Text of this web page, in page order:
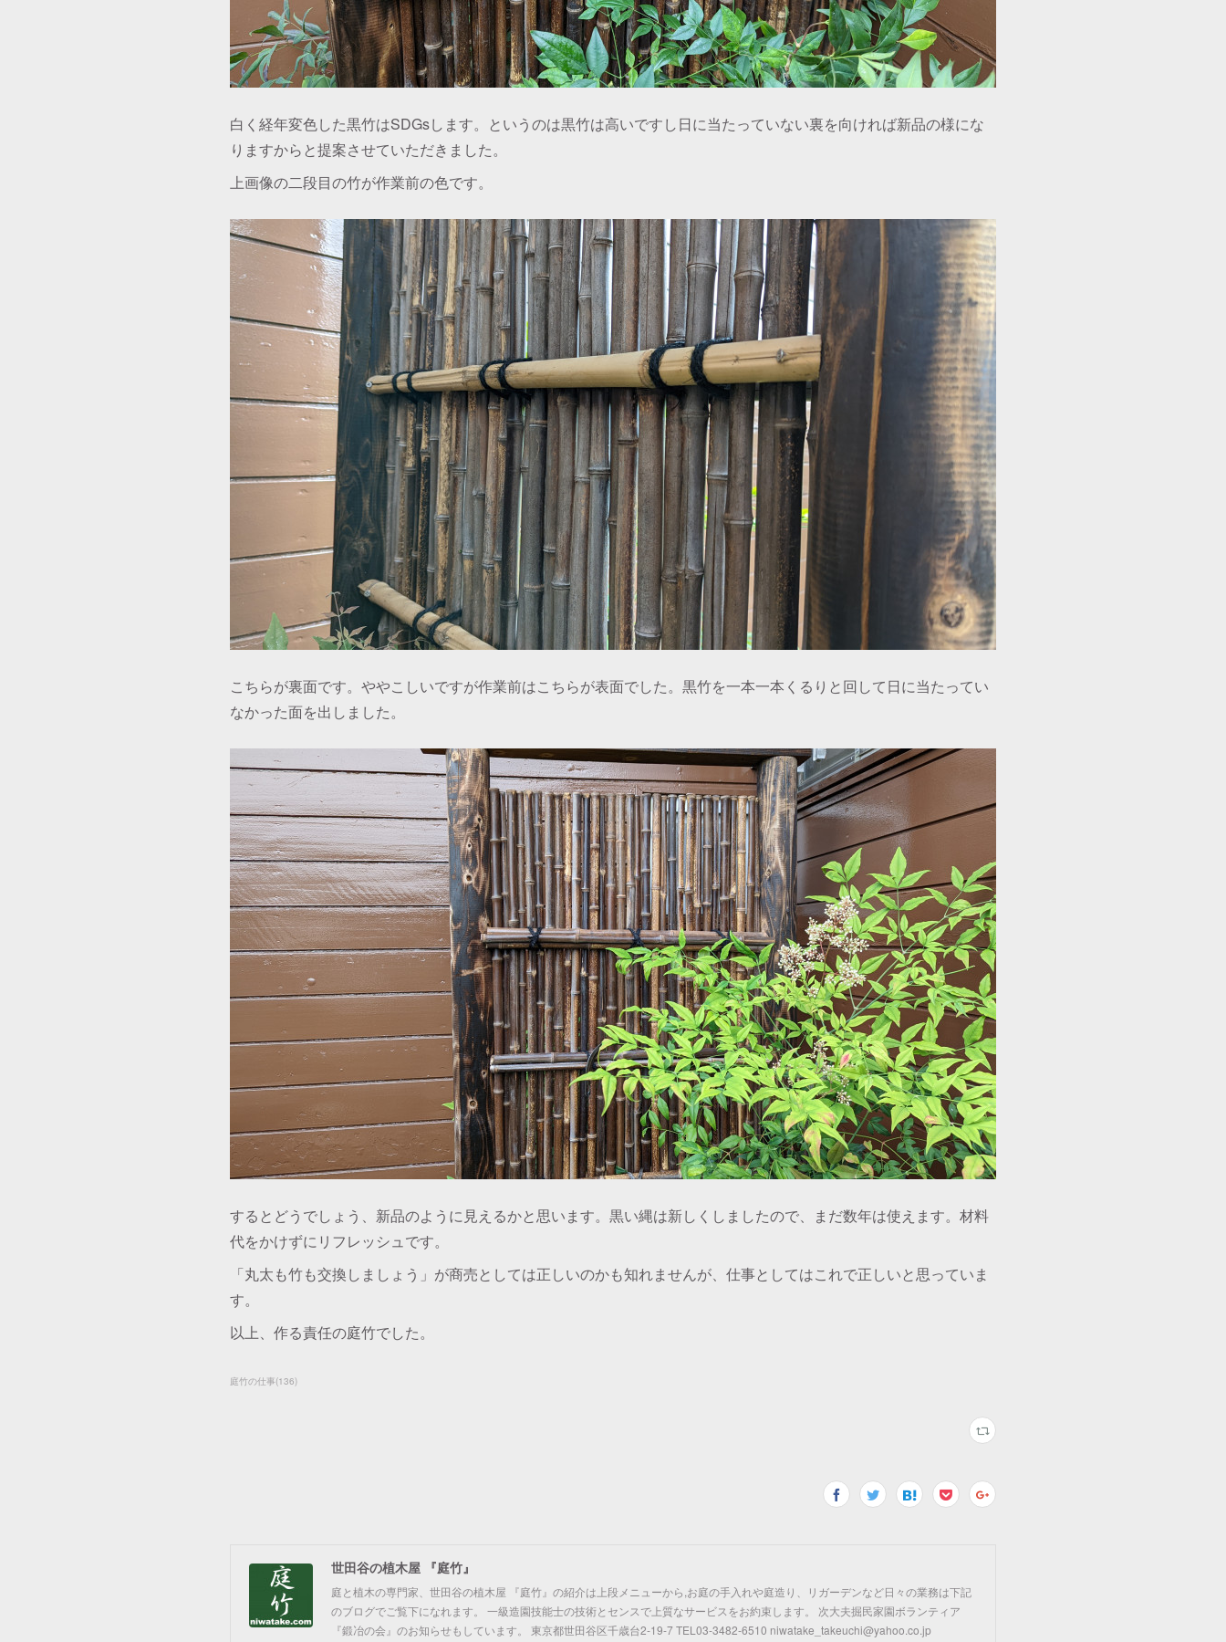
白く経年変色した黒竹はSDGsします。というのは黒竹は高いですし日に当たっていない裏を向ければ新品の様にな
りますからと提案させていただきました。
上画像の二段目の竹が作業前の色です。
こちらが裏面です。ややこしいですが作業前はこちらが表面でした。黒竹を一本一本くるりと回して日に当たってい
なかった面を出しました。
するとどうでしょう、新品のように見えるかと思います。黒い縄は新しくしましたので、まだ数年は使えます。材料
代をかけずにリフレッシュです。
「丸太も竹も交換しましょう」が商売としては正しいのかも知れませんが、仕事としてはこれで正しいと思っていま
す。
以上、作る責任の庭竹でした。
庭竹の仕事(136)
世田谷の植木屋 『庭竹』
庭と植木の専門家、世田谷の植木屋 『庭竹』の紹介は上段メニューから,お庭の手入れや庭造り、リガーデンなど日々の業務は下記
のブログでご覧下になれます。 一級造園技能士の技術とセンスで上質なサービスをお約束します。 次大夫掘民家園ボランティア
『鍛冶の会』のお知らせもしています。 東京都世田谷区千歳台2-19-7 TEL03-3482-6510 niwatake_takeuchi@yahoo.co.jp